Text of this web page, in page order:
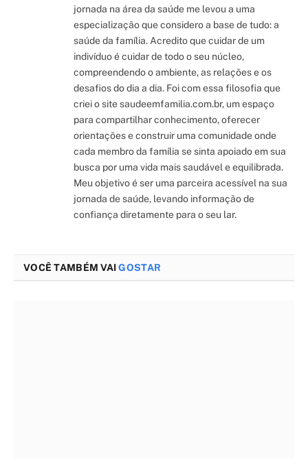
jornada na área da saúde me levou a uma
especialização que considero a base de tudo: a
saúde da família. Acredito que cuidar de um
indivíduo é cuidar de todo o seu núcleo,
compreendendo o ambiente, as relações e os
desafios do dia a dia. Foi com essa filosofia que
criei o site saudeemfamilia.com.br, um espaço
para compartilhar conhecimento, oferecer
orientações e construir uma comunidade onde
cada membro da família se sinta apoiado em sua
busca por uma vida mais saudável e equilibrada.
Meu objetivo é ser uma parceira acessível na sua
jornada de saúde, levando informação de
confiança diretamente para o seu lar.
VOCÊ TAMBÉM VAIGOSTAR